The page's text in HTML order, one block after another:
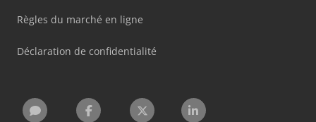
Règles du marché en ligne
Déclaration de confidentialité